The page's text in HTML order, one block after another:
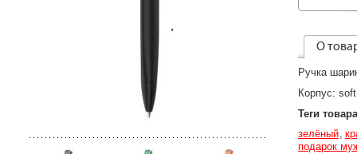
О
Ручка
Корпус:
Теги товара
зелёный
подарок